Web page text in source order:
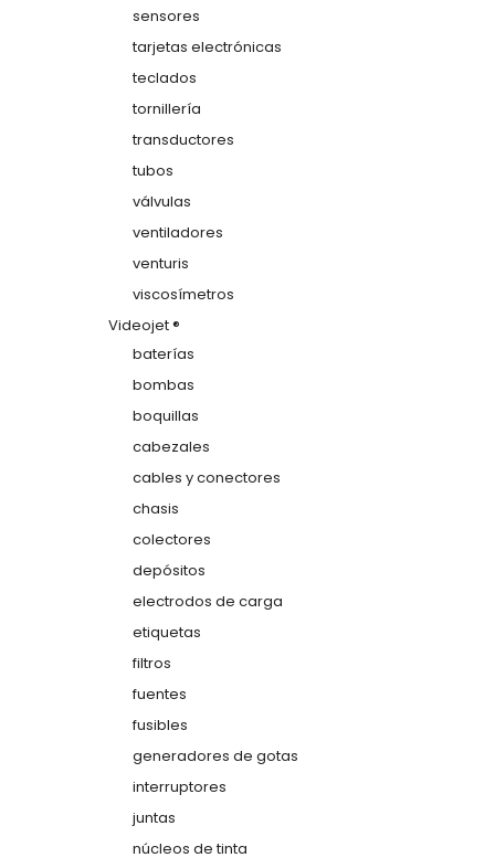
sensores
tarjetas electrónicas
teclados
tornillería
transductores
tubos
válvulas
ventiladores
venturis
viscosímetros
Videojet ®
baterías
bombas
boquillas
cabezales
cables y conectores
chasis
colectores
depósitos
electrodos de carga
etiquetas
filtros
fuentes
fusibles
generadores de gotas
interruptores
juntas
núcleos de tinta